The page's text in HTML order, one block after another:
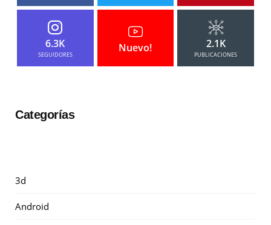
6.3K
SEGUIDORES
Nuevo! 2.1K
PUBLICACIONES
Categorías
3d
Android